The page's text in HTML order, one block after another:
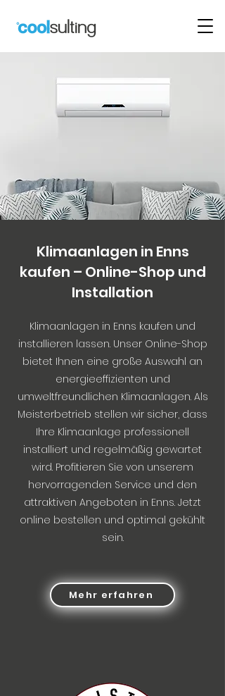
Klimaanlagen in Enns
kaufen – Online-Shop und
Installation
Klimaanlagen in Enns kaufen und
installieren lassen. Unser Online-Shop
bietet Ihnen eine große Auswahl an
energieeffizienten und
umweltfreundlichen Klimaanlagen. Als
Meisterbetrieb stellen wir sicher, dass
Ihre Klimaanlage professionell
installiert und regelmäßig gewartet
wird. Profitieren Sie von unserem
hervorragenden Service und den
attraktiven Angeboten in Enns. Jetzt
online bestellen und optimal gekühlt
sein.
Mehr erfahren